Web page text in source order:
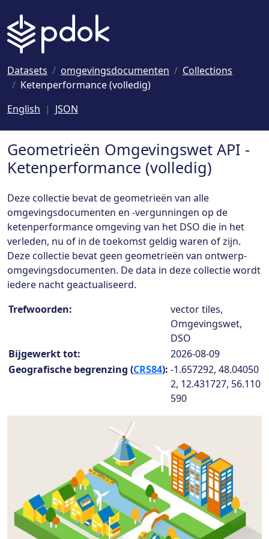
Datasets omgevingsdocumenten
Collections
Ketenperformance (volledig)
English
JSON
Geometrieën Omgevingswet API -
Ketenperformance (volledig)
Deze collectie bevat de geometrieën van alle
omgevingsdocumenten en -vergunningen op de
ketenperformance omgeving van het DSO die in het
verleden, nu of in de toekomst geldig waren of zijn.
Deze collectie bevat geen geometrieën van ontwerp-
omgevingsdocumenten. De data in deze collectie wordt
iedere nacht geactualiseerd.
Collection details
Trefwoorden:
vector tiles,
Omgevingswet,
DSO
Bijgewerkt tot:
2026-08-09
Geografische begrenzing (CRS84): -1.657292, 48.04050
2, 12.431727, 56.110
590